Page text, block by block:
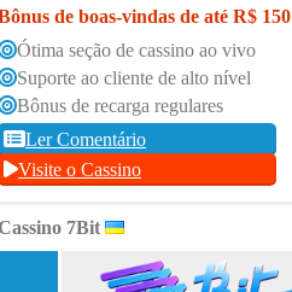
de boas-vindas de até R$ 150
Ótima seção de cassino ao vivo
Suporte ao cliente de alto nível
Bônus de recarga regulares
Ler Comentário
Visite o Cassino
7Bit